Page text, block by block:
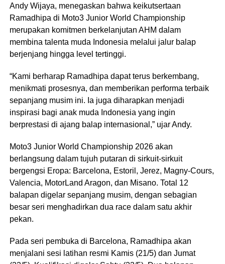
Andy Wijaya, menegaskan bahwa keikutsertaan
Ramadhipa di Moto3 Junior World Championship
merupakan komitmen berkelanjutan AHM dalam
membina talenta muda Indonesia melalui jalur balap
berjenjang hingga level tertinggi.
“Kami berharap Ramadhipa dapat terus berkembang,
menikmati prosesnya, dan memberikan performa terbaik
sepanjang musim ini. Ia juga diharapkan menjadi
inspirasi bagi anak muda Indonesia yang ingin
berprestasi di ajang balap internasional,” ujar Andy.
Moto3 Junior World Championship 2026 akan
berlangsung dalam tujuh putaran di sirkuit-sirkuit
bergengsi Eropa: Barcelona, Estoril, Jerez, Magny-Cours,
Valencia, MotorLand Aragon, dan Misano. Total 12
balapan digelar sepanjang musim, dengan sebagian
besar seri menghadirkan dua race dalam satu akhir
pekan.
Pada seri pembuka di Barcelona, Ramadhipa akan
menjalani sesi latihan resmi Kamis (21/5) dan Jumat